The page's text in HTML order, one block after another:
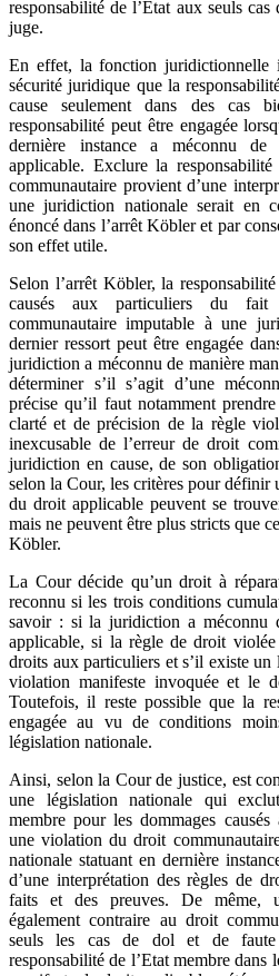
responsabilité de l’Etat aux seuls
juge.
En effet, la fonction juridictionnelle
sécurité juridique que la
cause seulement dans des cas
responsabilité peut être engagée
dernière instance a méconnu
applicable. Exclure la
communautaire provient d’une
une juridiction nationale serait en
énoncé dans l’arrêt Köbler et par
son effet utile.
Selon l’arrêt Köbler, la
causés aux particuliers du
communautaire imputable à une
dernier ressort peut être engagée
juridiction a méconnu de manière
déterminer s’il s’agit d’une
précise qu’il faut notamment
clarté et de précision de la règle
inexcusable de l’erreur de droit
juridiction en cause, de son
selon la Cour, les critères pour définir
du droit applicable peuvent se
mais ne peuvent être plus stricts que
Köbler.
La Cour décide qu’un droit à
reconnu si les trois conditions
savoir : si la juridiction a méconnu
applicable, si la règle de droit
droits aux particuliers et s’il existe un
violation manifeste invoquée et le
Toutefois, il reste possible que la
engagée au vu de conditions
législation nationale.
Ainsi, selon la Cour de justice, est
une législation nationale qui
membre pour les dommages
une violation du droit
nationale statuant en dernière
d’une interprétation des règles de
faits et des preuves. De même,
également contraire au droit
seuls les cas de dol et de faute
responsabilité de l’Etat membre dans